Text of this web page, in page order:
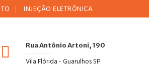
INJEÇÃO ELETRÔNICA AMORTECEDORES
Rua Antônio Artoni, 190
Vila Flórida - Guarulhos SP